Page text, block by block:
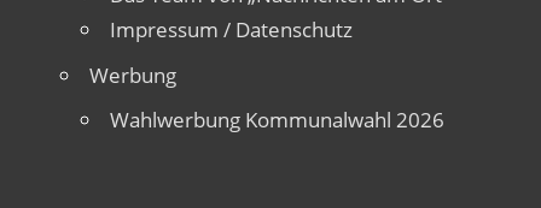
Impressum / Datenschutz
Werbung
Wahlwerbung Kommunalwahl 2026